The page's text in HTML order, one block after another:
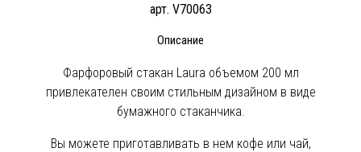
арт. V70063
Описание
Фарфоровый стакан Laura объемом 200 мл
привлекателен своим стильным дизайном в виде
бумажного стаканчика.
Вы можете приготавливать в нем кофе или чай,